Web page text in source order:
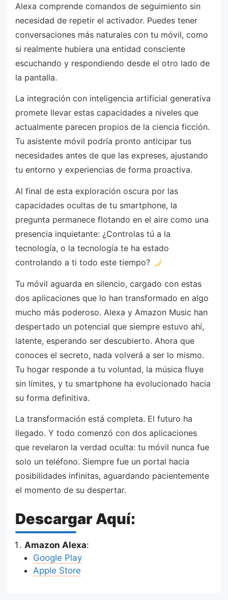
Alexa comprende comandos de seguimiento sin
necesidad de repetir el activador. Puedes tener
conversaciones más naturales con tu móvil, como
si realmente hubiera una entidad consciente
escuchando y respondiendo desde el otro lado de
la pantalla.
La integración con inteligencia artificial generativa
promete llevar estas capacidades a niveles que
actualmente parecen propios de la ciencia ficción.
Tu asistente móvil podría pronto anticipar tus
necesidades antes de que las expreses, ajustando
tu entorno y experiencias de forma proactiva.
Al final de esta exploración oscura por las
capacidades ocultas de tu smartphone, la
pregunta permanece flotando en el aire como una
presencia inquietante: ¿Controlas tú a la
tecnología, o la tecnología te ha estado
controlando a ti todo este tiempo?
Tu móvil aguarda en silencio, cargado con estas
dos aplicaciones que lo han transformado en algo
mucho más poderoso. Alexa y Amazon Music han
despertado un potencial que siempre estuvo ahí,
latente, esperando ser descubierto. Ahora que
conoces el secreto, nada volverá a ser lo mismo.
Tu hogar responde a tu voluntad, la música fluye
sin límites, y tu smartphone ha evolucionado hacia
su forma definitiva.
La transformación está completa. El futuro ha
llegado. Y todo comenzó con dos aplicaciones
que revelaron la verdad oculta: tu móvil nunca fue
solo un teléfono. Siempre fue un portal hacia
posibilidades infinitas, aguardando pacientemente
el momento de su despertar.
Descargar Aquí:
Amazon Alexa:
Google Play
Apple Store